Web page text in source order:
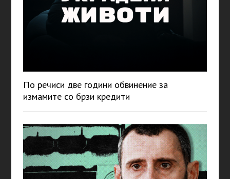
По речиси две години обвинение за
измамите со брзи кредити